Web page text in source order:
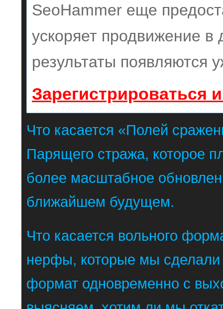
SeoHammer еще
ускоряет продвижение в
результаты появляются
Зарегистрироваться
Что касается «Полей
Парящего стража, которое
более масштабное
ближайшем будущем.
Что касается вольного
нерфы, которые мы сделали
формат одновременно с